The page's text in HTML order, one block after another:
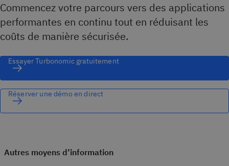
Commencez votre parcours vers des applications
performantes en continu tout en réduisant les
coûts de manière sécurisée.
Essayer Turbonomic gratuitement
Réserver une démo en direct
Autres moyens d’information